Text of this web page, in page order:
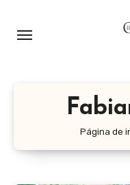
Página de